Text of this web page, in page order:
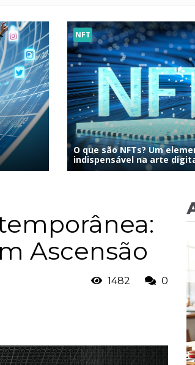
NFT
O que são NFTs? Um
indispensável na arte digital
Ascensão
1482 0